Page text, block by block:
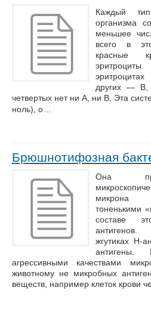
Каждый тип
организма
меньшее
всего в
красные
других —
четвертых нет ни А, ни В. Эта
ноль), о…
Брюшнотифозная
Она
микрона
тоненькими
составе
жгутиках Н-
антигены.
агрессивными качествами
животному не микробных
веществ, например клеток крови